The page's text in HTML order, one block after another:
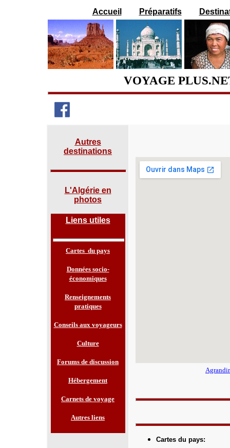
Accueil Préparatifs
VOYAGE
Autres
destinations
L'Algérie en
photos
Liens utiles
Cartes du pays
Données socio-
économiques
Renseignements
pratiques
Conseils aux voyageurs
Culture
Forums de discussion
Hébergement
Carnets de voyage
Autres liens
Cartes du pays: